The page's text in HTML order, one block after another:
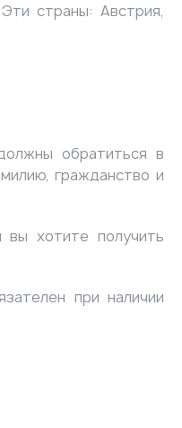
страны: Австрия,
обратиться в
гражданство и
хотите получить
при наличии